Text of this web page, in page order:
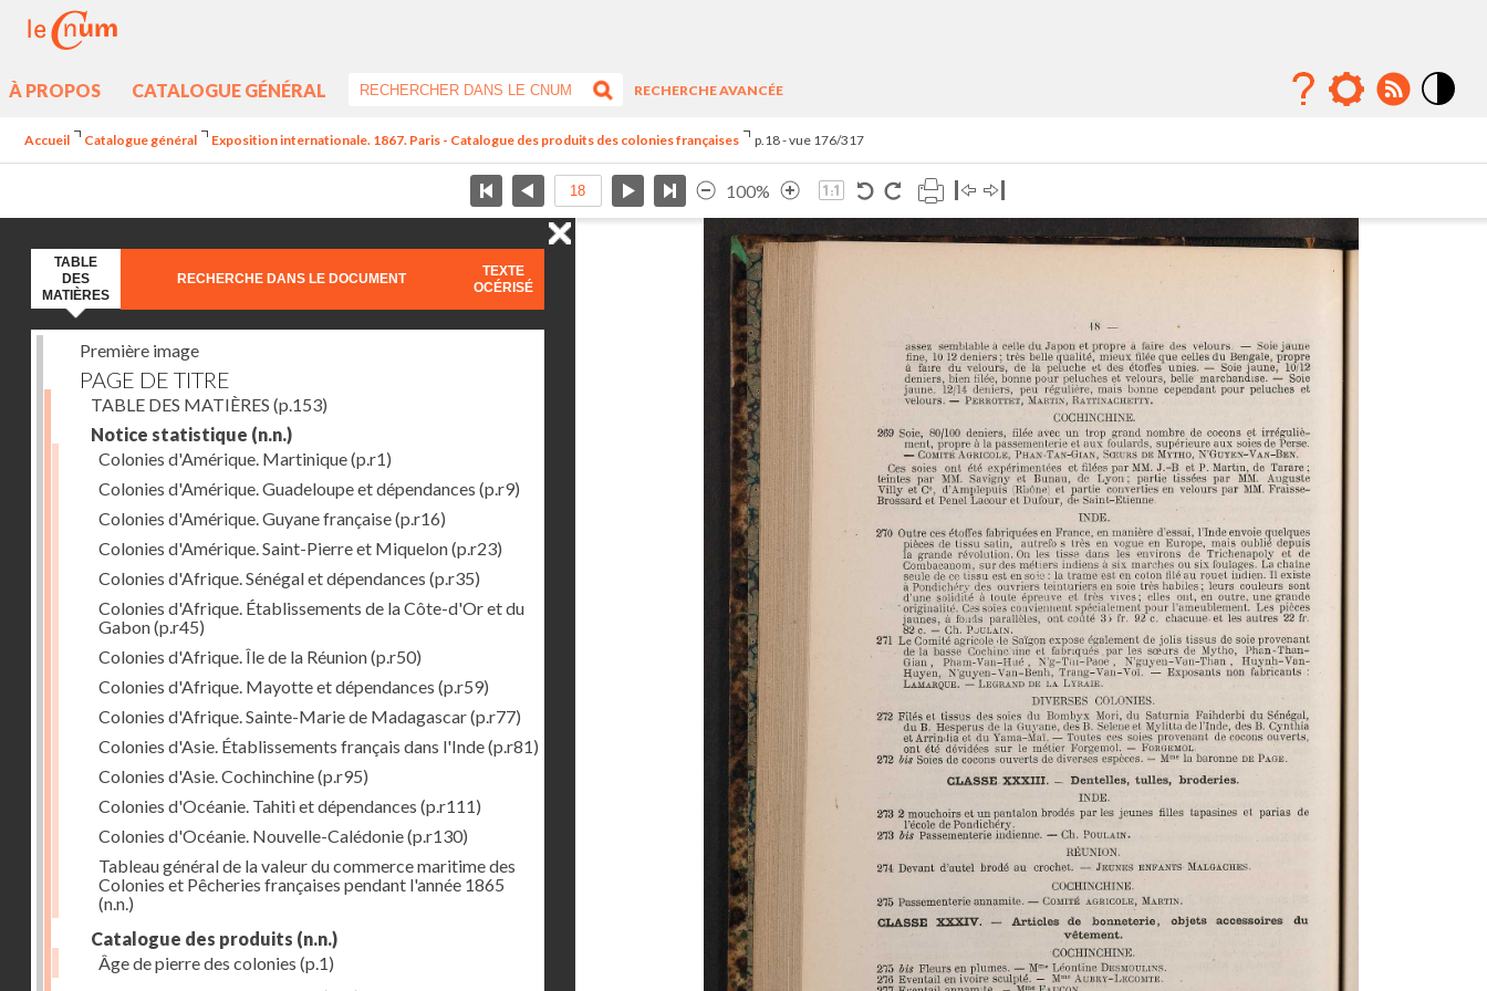
À PROPOS CATALOGUE GÉNÉRAL
RECHERCHE AVANCÉE
Accueil Catalogue général Exposition internationale. 1867. Paris - Catalogue des produits des colonies françaises p.18 - vue 176/317
100%
TABLE
DES
MATIÈRES
RECHERCHE DANS LE DOCUMENT
TEXTE
OCÉRISÉ
Première image
PAGE DE TITRE
TABLE DES MATIÈRES (p.153)
Notice statistique (n.n.)
Colonies d'Amérique. Martinique(p.r1)
Colonies d'Amérique. Guadeloupe et dépendances (p.r9)
Colonies d'Amérique. Guyane française(p.r16)
Colonies d'Amérique. Saint-Pierre et Miquelon(p.r23)
Colonies d'Afrique. Sénégal et dépendances (p.r35)
Colonies d'Afrique. Établissements de la Côte-d'Or et du
Gabon(p.r45)
Colonies d'Afrique. Île de la Réunion(p.r50)
Colonies d'Afrique. Mayotte et dépendances (p.r59)
Colonies d'Afrique. Sainte-Marie de Madagascar(p.r77)
Colonies d'Asie. Établissements français dans l'Inde(p.r81)
Colonies d'Asie. Cochinchine(p.r95)
Colonies d'Océanie. Tahiti et dépendances (p.r111)
Colonies d'Océanie. Nouvelle-Calédonie(p.r130)
Tableau général de la valeur du commerce maritime des
Colonies et Pêcheries françaises pendant l'année 1865
(n.n.)
Catalogue des produits (n.n.)
Âge de pierre des colonies (p.1)